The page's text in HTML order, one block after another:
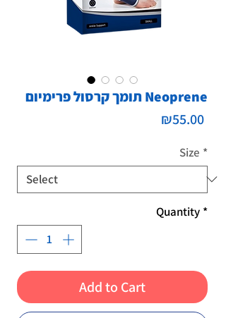
תומך קרסול פרימיום Neoprene
₪55.00Price
Size *
Quantity *
Add to Cart